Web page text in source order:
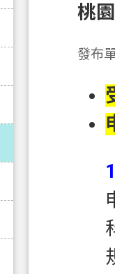
桃
發布